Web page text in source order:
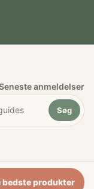
anmeldelser
Søg
Sikkerhed
bedste produkter